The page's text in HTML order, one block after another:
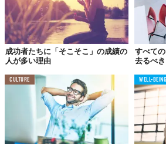
自己啓発や成功物
結局、疑似体験でし
成功者たちに「そこそこ」の成績の
人が多い理由
すべて
去るべき
CULTURE WELL-BEING